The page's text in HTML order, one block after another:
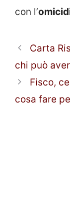
con l’
Carta
chi può
Fisco,
cosa fare